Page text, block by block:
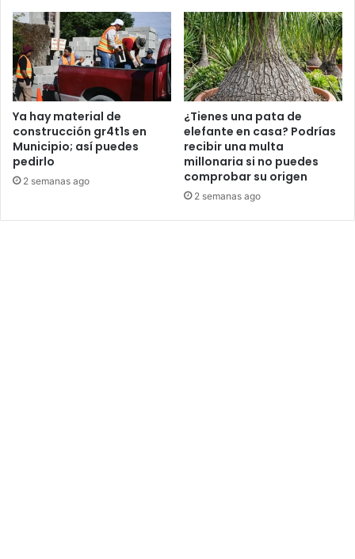
Ya hay material de
construcción gr4t1s en
Municipio; así puedes
pedirlo
2 semanas ago
¿Tienes una pata de
elefante en casa? Podrías
recibir una multa
millonaria si no puedes
comprobar su origen
2 semanas ago